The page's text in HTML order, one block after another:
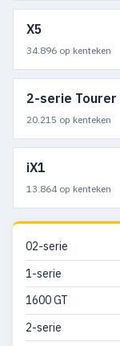
X5
34.896 op kenteken
2-serie Tourer
20.215 op kenteken
iX1
13.864 op kenteken
02-serie
1-serie
1600 GT
2-serie